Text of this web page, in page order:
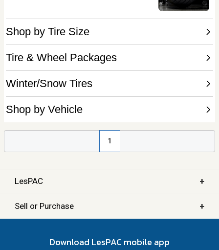
1
LesPAC +
Sell or Purchase +
Download LesPAC mobile app